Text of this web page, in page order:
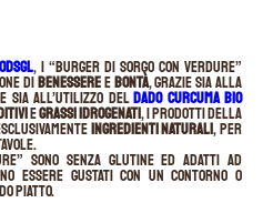
, i “Burger di sorgo con verdure”
dibenessereebontà, grazie sia alla
sia all’utilizzo delDado Curcuma BIO
egrassi idrogenati, i prodotti della
ingredienti naturali, per
sono senza glutine ed adatti ad
essere gustati con un contorno o
piatto.